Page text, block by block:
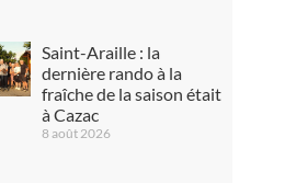
Saint-Araille : la
dernière rando à la
fraîche de la saison était
à Cazac
8 août 2026